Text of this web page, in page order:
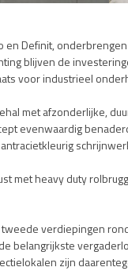
Definit,
blijven de
voor industrieel
met afzonderlijke,
evenwaardig
met heavy duty
verdiepingen
belangrijkste
zijn